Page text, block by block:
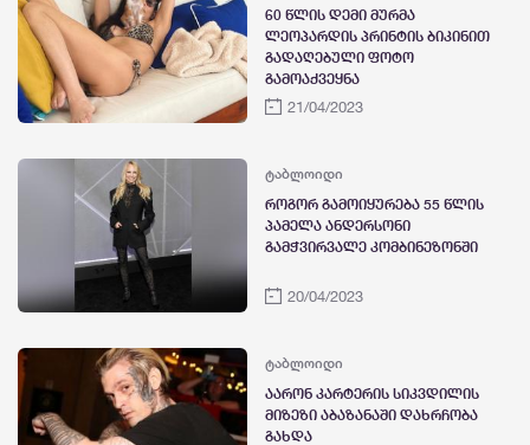
60 წლის დემი მურმა
ლეოპარდის პრინტის ბიკინით
გადაღებული ფოტო
გამოაქვეყნა
21/04/2023
ტაბლოიდი
როგორ გამოიყურება 55 წლის
პამელა ანდერსონი
გამჭვირვალე კომბინეზონში
20/04/2023
ტაბლოიდი
აარონ კარტერის სიკვდილის
მიზეზი აბაზანაში დახრჩობა
გახდა